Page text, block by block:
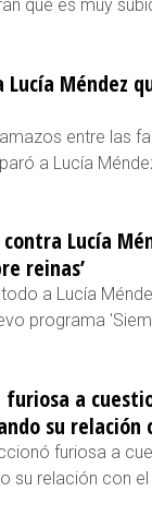
que es muy
Méndez
entre las
a Lucía
Lucía
reinas’
a Lucía
programa
furiosa a
su relación
furiosa a
su relación con